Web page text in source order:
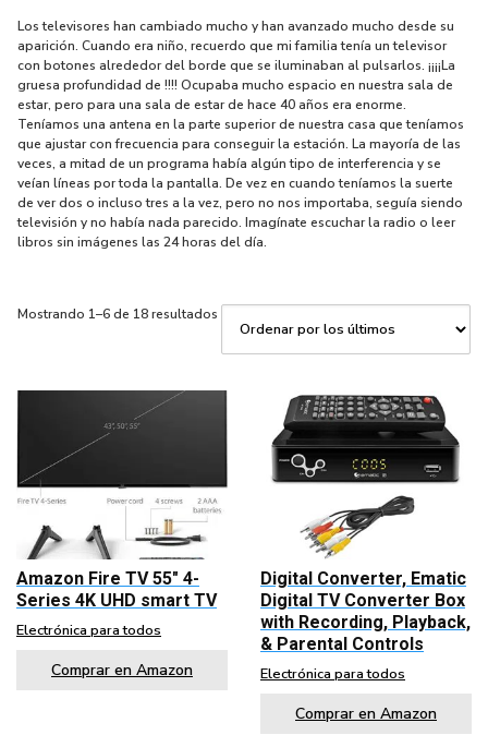
Los televisores han cambiado mucho y han avanzado mucho desde su
aparición. Cuando era niño, recuerdo que mi familia tenía un televisor
con botones alrededor del borde que se iluminaban al pulsarlos. ¡¡¡¡La
gruesa profundidad de !!!! Ocupaba mucho espacio en nuestra sala de
estar, pero para una sala de estar de hace 40 años era enorme.
Teníamos una antena en la parte superior de nuestra casa que teníamos
que ajustar con frecuencia para conseguir la estación. La mayoría de las
veces, a mitad de un programa había algún tipo de interferencia y se
veían líneas por toda la pantalla. De vez en cuando teníamos la suerte
de ver dos o incluso tres a la vez, pero no nos importaba, seguía siendo
televisión y no había nada parecido. Imagínate escuchar la radio o leer
libros sin imágenes las 24 horas del día.
Mostrando 1–6 de 18 resultados
los
Amazon Fire TV 55″ 4-
Series 4K UHD smart TV
Electrónica para todos
Comprar en Amazon
Digital Converter, Ematic
Digital TV Converter Box
with Recording, Playback,
& Parental Controls
Electrónica para todos
Comprar en Amazon